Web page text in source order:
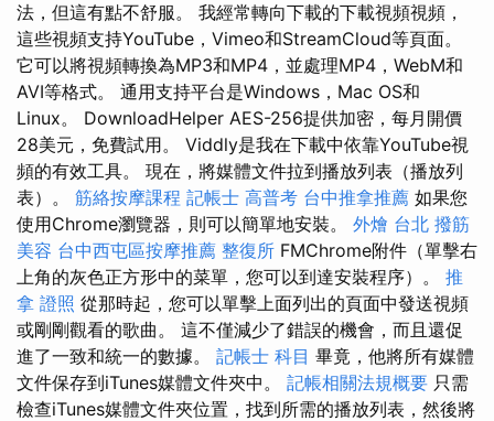
法，但這有點不舒服。 我經常轉向下載的下載視頻視頻，
這些視頻支持YouTube，Vimeo和StreamCloud等頁面。
它可以將視頻轉換為MP3和MP4，並處理MP4，WebM和
AVI等格式。 通用支持平台是Windows，Mac OS和
Linux。 DownloadHelper AES-256提供加密，每月開價
28美元，免費試用。 Viddly是我在下載中依靠YouTube視
頻的有效工具。 現在，將媒體文件拉到播放列表（播放列
表）。 筋絡按摩課程 記帳士 高普考 台中推拿推薦 如果您
使用Chrome瀏覽器，則可以簡單地安裝。 外燴 台北 撥筋
美容 台中西屯區按摩推薦 整復所 FMChrome附件（單擊右
上角的灰色正方形中的菜單，您可以到達安裝程序）。 推
拿 證照 從那時起，您可以單擊上面列出的頁面中發送視頻
或剛剛觀看的歌曲。 這不僅減少了錯誤的機會，而且還促
進了一致和統一的數據。 記帳士 科目 畢竟，他將所有媒體
文件保存到iTunes媒體文件夾中。 記帳相關法規概要 只需
檢查iTunes媒體文件夾位置，找到所需的播放列表，然後將